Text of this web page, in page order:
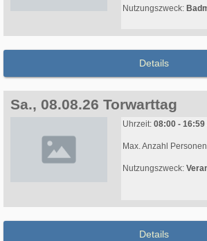
Nutzungszweck:
Details
Sa., 08.08.26 Torwarttag
Uhrzeit: 08:00 - 16:59
Max. Anzahl
Nutzungszweck:
Details